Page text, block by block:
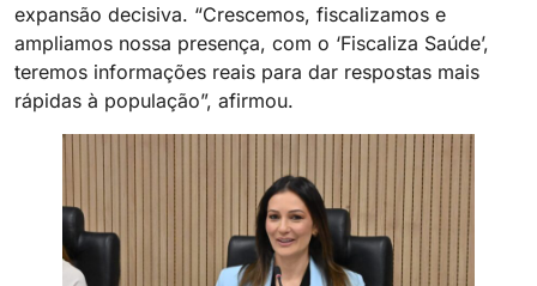
expansão decisiva. “Crescemos, fiscalizamos e
ampliamos nossa presença, com o ‘Fiscaliza Saúde’,
teremos informações reais para dar respostas mais
rápidas à população”, afirmou.